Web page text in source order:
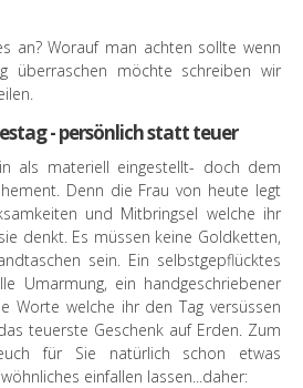
an? Worauf man achten sollte wenn
überraschen möchte schreiben wir
- persönlich statt teuer
als materiell eingestellt- doch dem
Denn die Frau von heute legt
und Mitbringsel welche ihr
denkt. Es müssen keine Goldketten,
sein. Ein selbstgepflücktes
Umarmung, ein handgeschriebener
Worte welche ihr den Tag versüssen
teuerste Geschenk auf Erden. Zum
für Sie natürlich schon etwas
einfallen lassen...daher: